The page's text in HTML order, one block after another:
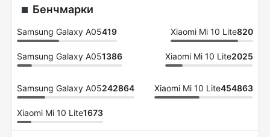
Бенчмарки
Samsung Galaxy A05419 Xiaomi Mi 10 Lite820
Samsung Galaxy A051386 Xiaomi Mi 10 Lite2025
Samsung Galaxy A05242864 Xiaomi Mi 10 Lite454863
Xiaomi Mi 10 Lite1673